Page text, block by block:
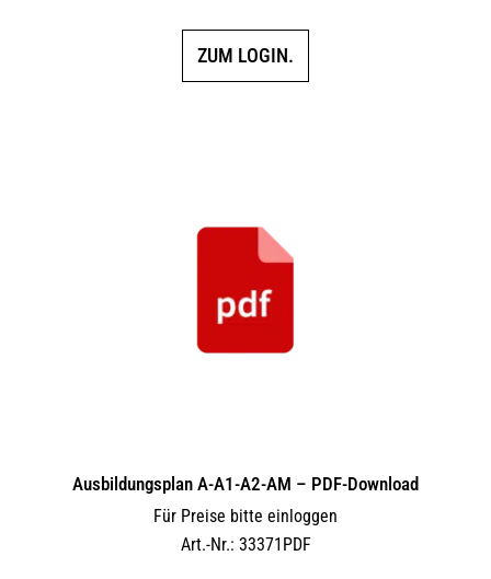
ZUM LOGIN.
Ausbildungsplan A-A1-A2-AM – PDF-Download
Für Preise bitte einloggen
Art.-Nr.: 33371PDF